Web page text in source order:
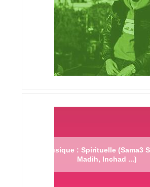
Musique : Spirituelle (Sama3
Madih, Inchad ...)